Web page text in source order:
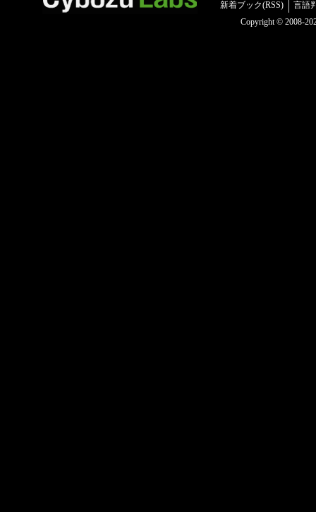
新着ブック(RSS)
言語
Copyright © 2008-